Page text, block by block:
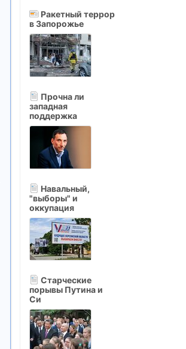
Ракетный террор
в Запорожье
Прочна ли
западная
поддержка
Навальный,
"выборы" и
оккупация
Старческие
порывы Путина и
Си